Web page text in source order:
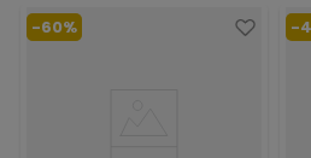
Aqui na Florenza você encontra um
marca a preço camarada! Continue
-60% -